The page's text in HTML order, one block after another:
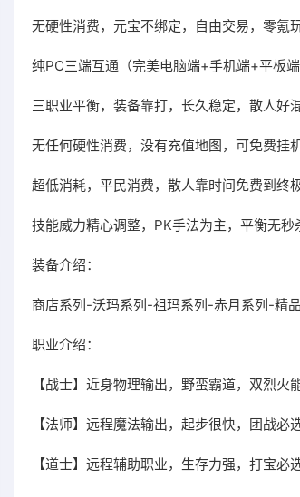
无硬性消费，元宝不绑定，自由交易，零氪
纯PC三端互通（完美电脑端+手机端+平板端
三职业平衡，装备靠打，长久稳定，散人好混
无任何硬性消费，没有充值地图，可免费挂机
超低消耗，平民消费，散人靠时间免费到终极
技能威力精心调整，PK手法为主，平衡无秒
装备介绍：
商店系列-沃玛系列-祖玛系列-赤月系列-精
职业介绍：
【战士】近身物理输出，野蛮霸道，双烈火
【法师】远程魔法输出，起步很快，团战必
【道士】远程辅助职业，生存力强，打宝必